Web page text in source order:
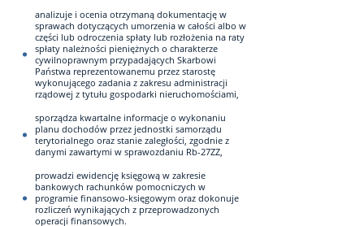
analizuje i ocenia otrzymaną dokumentację w
sprawach dotyczących umorzenia w całości albo w
części lub odroczenia spłaty lub rozłożenia na raty
spłaty należności pieniężnych o charakterze
cywilnoprawnym przypadających Skarbowi
Państwa reprezentowanemu przez starostę
wykonującego zadania z zakresu administracji
rządowej z tytułu gospodarki nieruchomościami,
sporządza kwartalne informacje o wykonaniu
planu dochodów przez jednostki samorządu
terytorialnego oraz stanie zaległości, zgodnie z
danymi zawartymi w sprawozdaniu Rb-27ZZ,
prowadzi ewidencję księgową w zakresie
bankowych rachunków pomocniczych w
programie finansowo-księgowym oraz dokonuje
rozliczeń wynikających z przeprowadzonych
operacji finansowych.